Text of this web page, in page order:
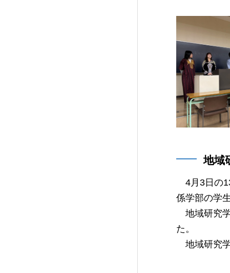
地域
4月3日の
係学部の学
地域研究
た。
地域研究学